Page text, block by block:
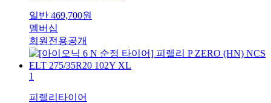
일반 469,700원
멤버십
회원전용공개
1
피렐리타이어